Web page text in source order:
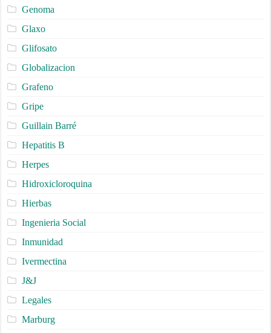
Genoma
Glaxo
Glifosato
Globalizacion
Grafeno
Gripe
Guillain Barré
Hepatitis B
Herpes
Hidroxicloroquina
Hierbas
Ingenieria Social
Inmunidad
Ivermectina
J&J
Legales
Marburg